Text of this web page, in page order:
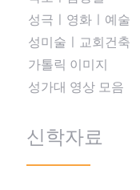
성극ㅣ영화ㅣ예술
성미술ㅣ교회건축
가톨릭 이미지
성가대 영상 모음
신학자료